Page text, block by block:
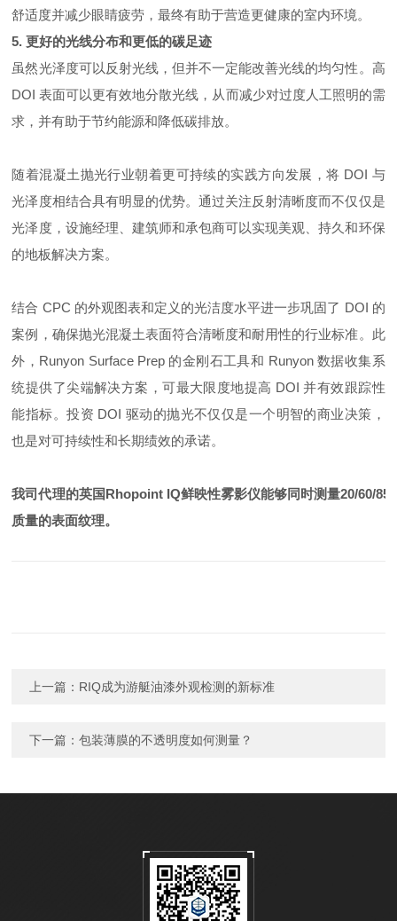
舒适度并减少眼睛疲劳，最终有助于营造更健康的室内环境。
5.更好的光线分布和更低的碳足迹
虽然光泽度可以反射光线，但并不一定能改善光线的均匀性。高
DOI 表面可以更有效地分散光线，从而减少对过度人工照明的需
求，并有助于节约能源和降低碳排放。
随着混凝土抛光行业朝着更可持续的实践方向发展，将 DOI 与
光泽度相结合具有明显的优势。通过关注反射清晰度而不仅仅是
光泽度，设施经理、建筑师和承包商可以实现美观、持久和环保
的地板解决方案。
结合 CPC 的外观图表和定义的光洁度水平进一步巩固了 DOI 的
案例，确保抛光混凝土表面符合清晰度和耐用性的行业标准。此
外，Runyon Surface Prep 的金刚石工具和 Runyon 数据收集系
统提供了尖端解决方案，可最大限度地提高 DOI 并有效跟踪性
能指标。投资 DOI 驱动的抛光不仅仅是一个明智的商业决策，
也是对可持续性和长期绩效的承诺。
我司代理的英国Rhopoint IQ鲜映性雾影仪能够同时测量20/60/
质量的表面纹理。
上一篇： RIQ成为游艇油漆外观检测的新标准
下一篇：包装薄膜的不透明度如何测量？